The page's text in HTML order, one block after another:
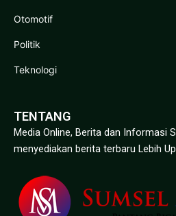
Otomotif
Politik
Teknologi
TENTANG
Media Online, Berita dan Informasi
menyediakan berita terbaru Lebih